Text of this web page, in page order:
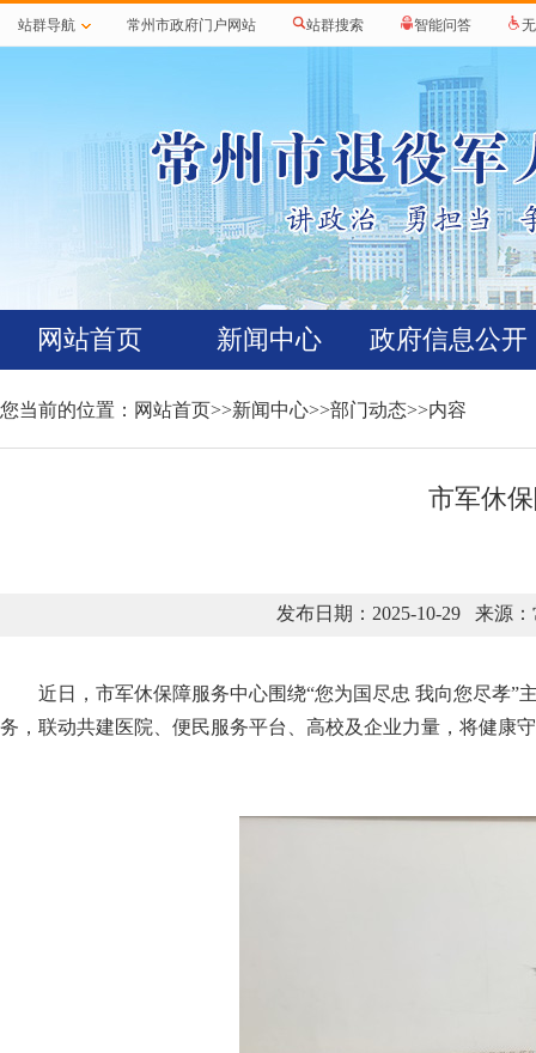
站群导航 常州市政府门户网站 站群搜索 智能问答
网站首页 新闻中心 政府信息公开
您当前的位置： 网站首页>>新闻中心>>部门动态>>内容
市军休
发布日期：2025-10-29 来源
近日，市军休保障服务中心围绕“您为国尽忠 我向您尽孝
务，联动共建医院、便民服务平台、高校及企业力量，将健康